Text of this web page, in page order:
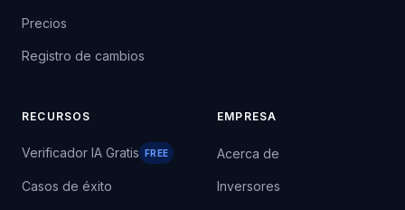
Precios
Registro de cambios
RECURSOS
Verificador IA Gratis FREE
Casos de éxito
EMPRESA
Acerca de
Inversores